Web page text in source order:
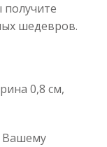
шедевров.
0,8 см,
Вашему